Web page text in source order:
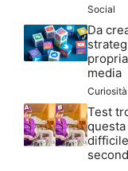
Social
Da
media
Curiosità
Test